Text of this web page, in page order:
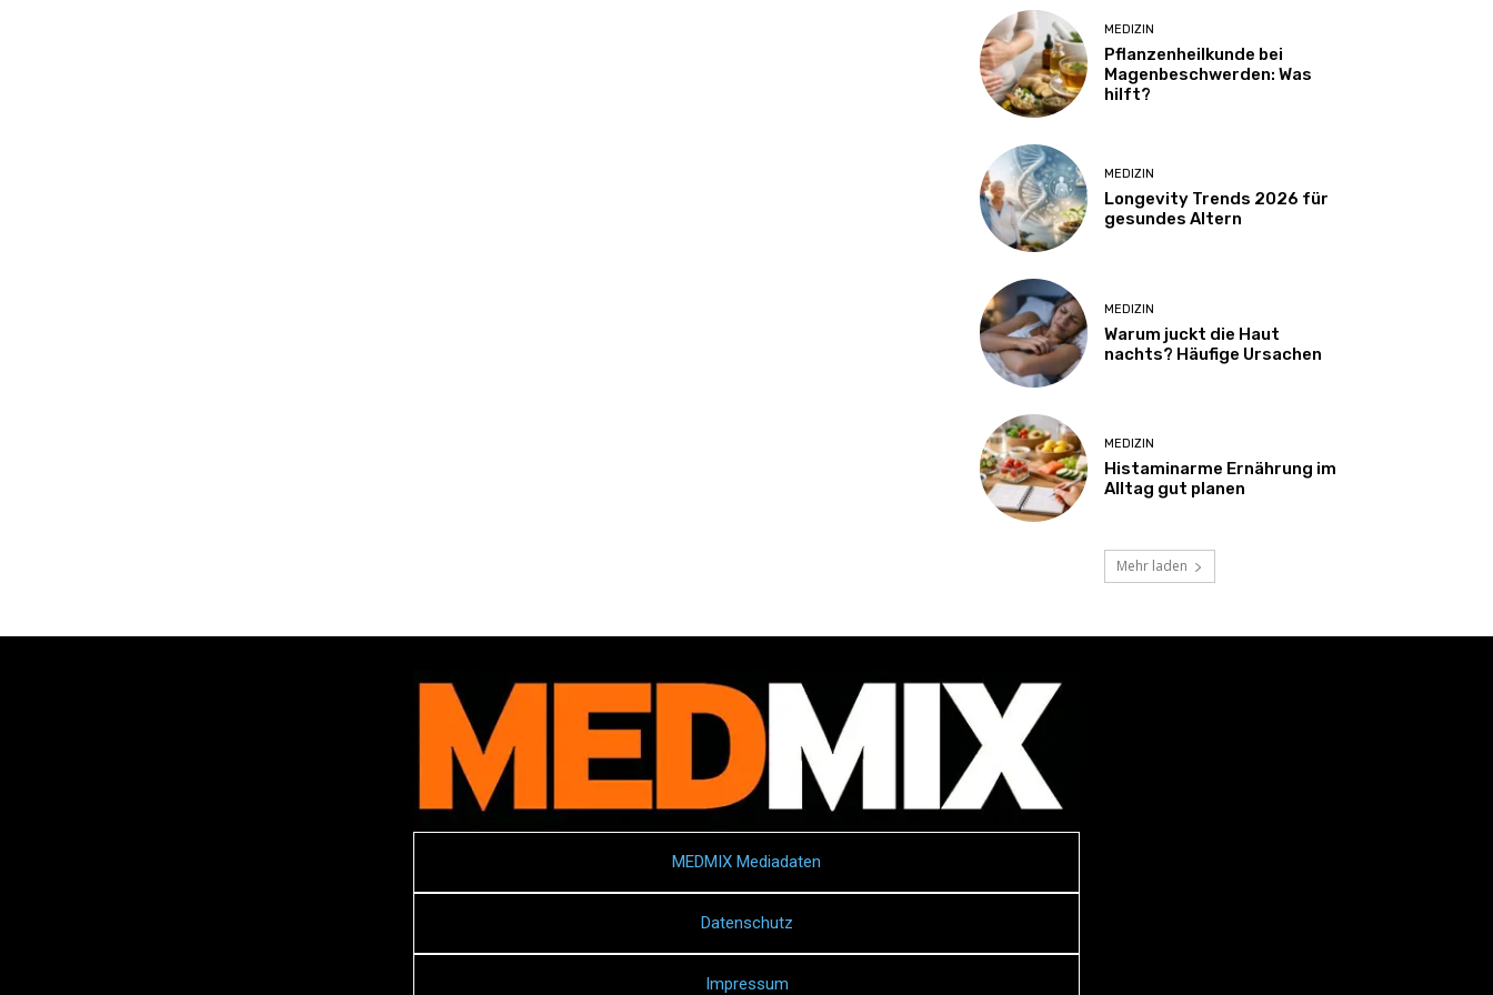
MEDIZIN
Pflanzenheilkunde bei
Magenbeschwerden: Was
hilft?
MEDIZIN
Longevity Trends 2026 für
gesundes Altern
MEDIZIN
Warum juckt die Haut
nachts? Häufige Ursachen
MEDIZIN
Histaminarme Ernährung im
Alltag gut planen
Mehr laden
MEDMIX Mediadaten
Datenschutz
Impressum